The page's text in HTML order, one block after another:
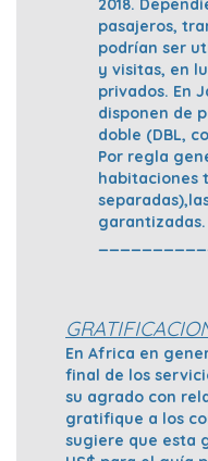
2018.
pasajeros,
podrían ser
y visitas, en
privados. En
disponen de
doble (DBL,
Por regla
habitaciones
garantizadas.
En Africa en
final de los
su agrado con
gratifique a los
sugiere que esta